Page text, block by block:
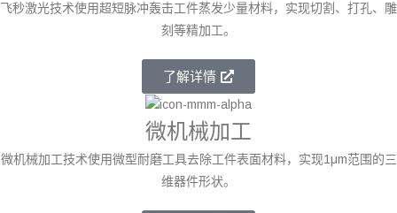
飞秒激光技术使用超短脉冲轰击工件蒸发少量材料，实现切割、打孔、雕
刻等精加工。
了解详情
微机械加工
微机械加工技术使用微型耐磨工具去除工件表面材料，实现1μm范围的三
维器件形状。